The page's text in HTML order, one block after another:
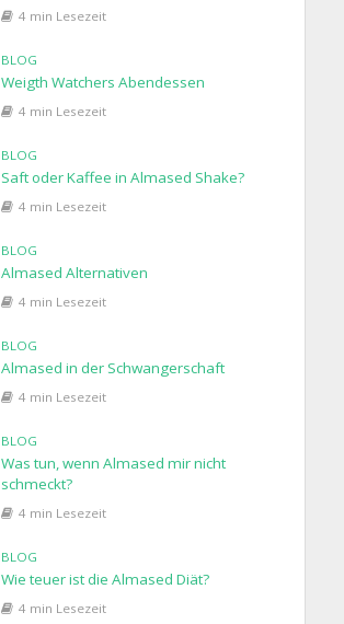
4 min Lesezeit
BLOG
Weigth Watchers Abendessen
4 min Lesezeit
BLOG
Saft oder Kaffee in Almased Shake?
4 min Lesezeit
BLOG
Almased Alternativen
4 min Lesezeit
BLOG
Almased in der Schwangerschaft
4 min Lesezeit
BLOG
Was tun, wenn Almased mir nicht
schmeckt?
4 min Lesezeit
BLOG
Wie teuer ist die Almased Diät?
4 min Lesezeit